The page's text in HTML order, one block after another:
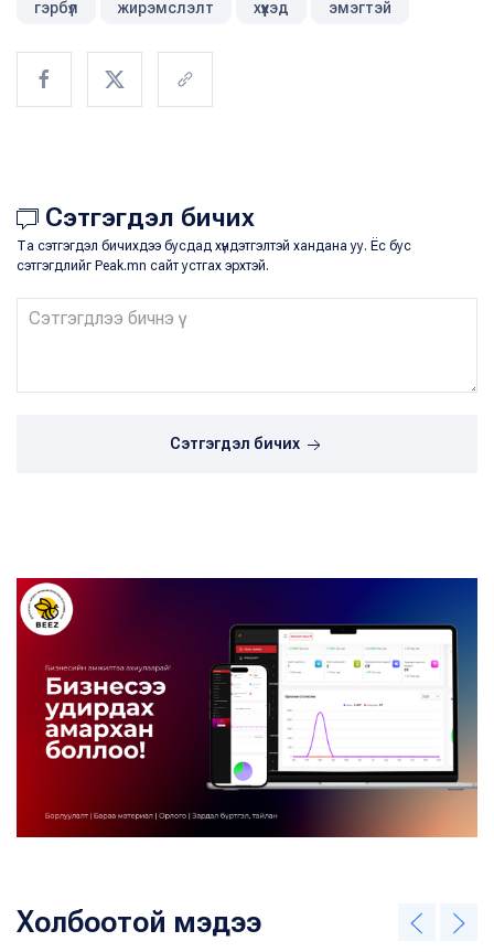
гэрбүл жирэмслэлт хүүхэд эмэгтэй
Сэтгэгдэл бичих
Та сэтгэгдэл бичихдээ бусдад хүндэтгэлтэй хандана уу. Ёс бус
сэтгэгдлийг Peak.mn сайт устгах эрхтэй.
Сэтгэгдэл бичих
Холбоотой мэдээ